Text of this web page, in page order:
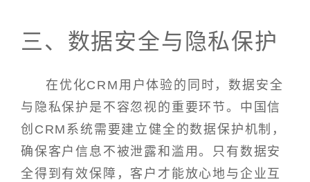
三、数据安全与隐私保护
在优化CRM用户体验的同时，数据安全
与隐私保护是不容忽视的重要环节。中国信
创CRM系统需要建立健全的数据保护机制，
确保客户信息不被泄露和滥用。只有数据安
全得到有效保障，客户才能放心地与企业互